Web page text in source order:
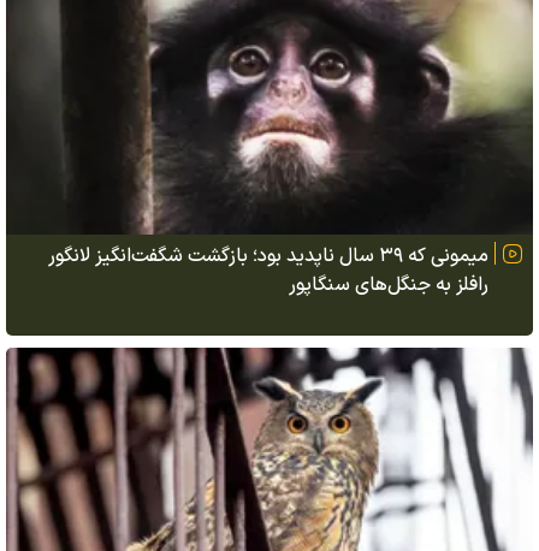
میمونی که ۳۹ سال ناپدید بود؛ بازگشت شگفت‌انگیز لانگور
رافلز به جنگل‌های سنگاپور